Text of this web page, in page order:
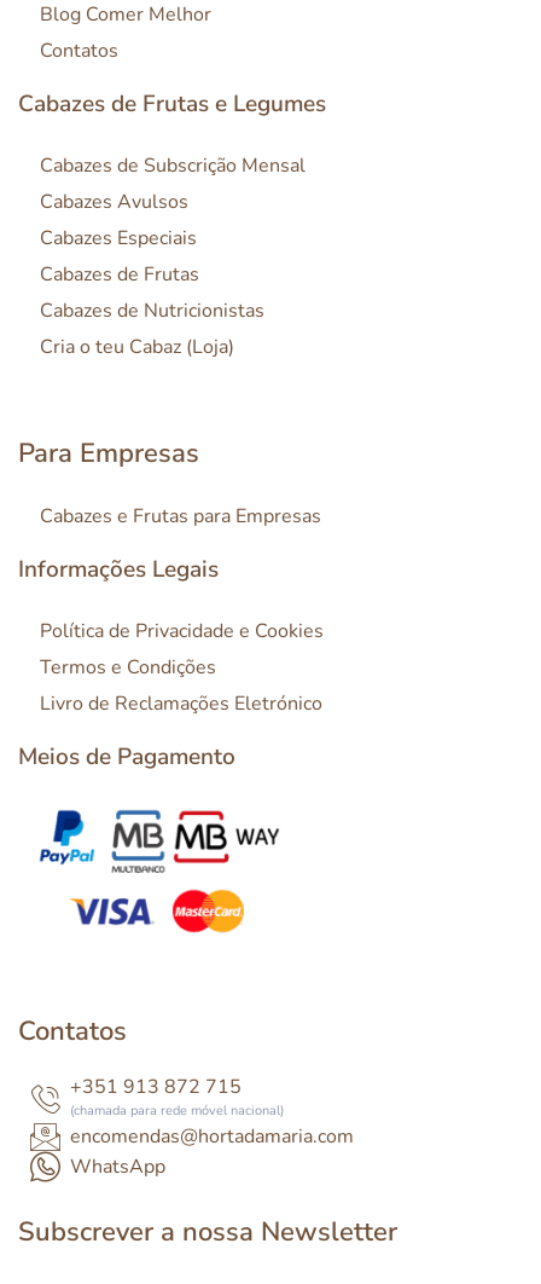
Blog Comer Melhor
Contatos
Cabazes de Frutas e Legumes
Cabazes de Subscrição Mensal
Cabazes Avulsos
Cabazes Especiais
Cabazes de Frutas
Cabazes de Nutricionistas
Cria o teu Cabaz (Loja)
Para Empresas
Cabazes e Frutas para Empresas
Informações Legais
Política de Privacidade e Cookies
Termos e Condições
Livro de Reclamações Eletrónico
Meios de Pagamento
Contatos
+351 913 872 715
(chamada para rede móvel nacional)
encomendas@hortadamaria.com
WhatsApp
Subscrever a nossa Newsletter